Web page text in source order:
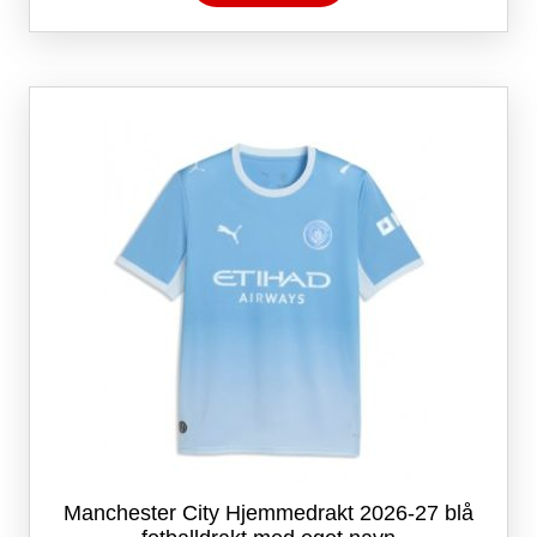
flere
Alternativene
på
produktsiden
Manchester City Hjemmedrakt 2026-27 blå